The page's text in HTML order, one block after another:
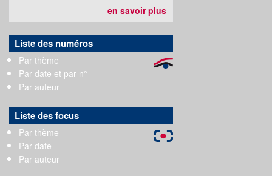
en savoir plus
Liste des numéros
Par thème
Par date et par n°
Par auteur
Liste des focus
Par thème
Par date
Par auteur